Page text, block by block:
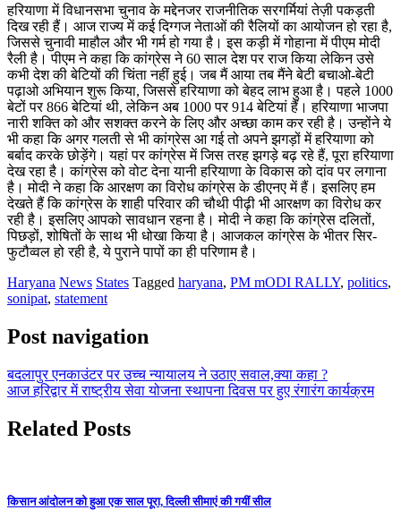
हरियाणा में विधानसभा चुनाव के मद्देनजर राजनीतिक सरगर्मियां तेज़ी पकड़ती
दिख रही हैं। आज राज्य में कई दिग्गज नेताओं की रैलियों का आयोजन हो रहा है,
जिससे चुनावी माहौल और भी गर्म हो गया है। इस कड़ी में गोहाना में पीएम मोदी
रैली है। पीएम ने कहा कि कांग्रेस ने 60 साल देश पर राज किया लेकिन उसे
कभी देश की बेटियों की चिंता नहीं हुई। जब मैं आया तब मैंने बेटी बचाओ-बेटी
पढ़ाओ अभियान शुरू किया, जिससे हरियाणा को बेहद लाभ हुआ है। पहले 1000
बेटों पर 866 बेटियां थी, लेकिन अब 1000 पर 914 बेटियां हैं। हरियाणा भाजपा
नारी शक्ति को और सशक्त करने के लिए और अच्छा काम कर रही है। उन्होंने ये
भी कहा कि अगर गलती से भी कांग्रेस आ गई तो अपने झगड़ों में हरियाणा को
बर्बाद करके छोड़ेंगे। यहां पर कांग्रेस में जिस तरह झगड़े बढ़ रहे हैं, पूरा हरियाणा
देख रहा है। कांग्रेस को वोट देना यानी हरियाणा के विकास को दांव पर लगाना
है। मोदी ने कहा कि आरक्षण का विरोध कांग्रेस के डीएनए में हैं। इसलिए हम
देखते हैं कि कांग्रेस के शाही परिवार की चौथी पीढ़ी भी आरक्षण का विरोध कर
रही है। इसलिए आपको सावधान रहना है। मोदी ने कहा कि कांग्रेस दलितों,
पिछड़ों, शोषितों के साथ भी धोखा किया है। आजकल कांग्रेस के भीतर सिर-
फुटौव्वल हो रही है, ये पुराने पापों का ही परिणाम है।
Haryana News States Tagged haryana, PM mODI RALLY, politics,
sonipat, statement
Post navigation
बदलापुर एनकाउंटर पर उच्च न्यायालय ने उठाए सवाल,क्या कहा ?
आज हरिद्वार में राष्ट्रीय सेवा योजना स्थापना दिवस पर हुए रंगारंग कार्यक्रम
Related Posts
किसान आंदोलन को हुआ एक साल पूरा, दिल्ली सीमाएं की गयीं सील